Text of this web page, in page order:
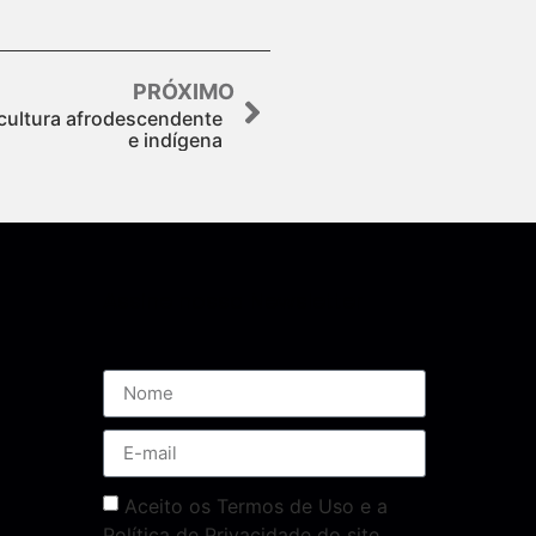
PRÓXIMO
afrodescendente
e indígena
Aceito os Termos de Uso e a